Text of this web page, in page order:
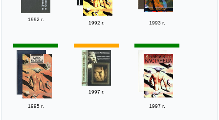
1992 г.
1992 г. 1993 г.
1995 г.
1997 г.
1997 г.